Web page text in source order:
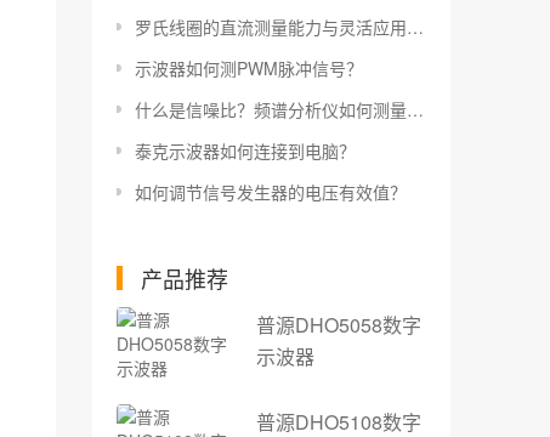
罗氏线圈的直流测量能力与灵活应用指南
示波器如何测PWM脉冲信号？
什么是信噪比？频谱分析仪如何测量信噪比？
泰克示波器如何连接到电脑？
如何调节信号发生器的电压有效值？
产品推荐
普源DHO5058数字
示波器
普源DHO5108数字